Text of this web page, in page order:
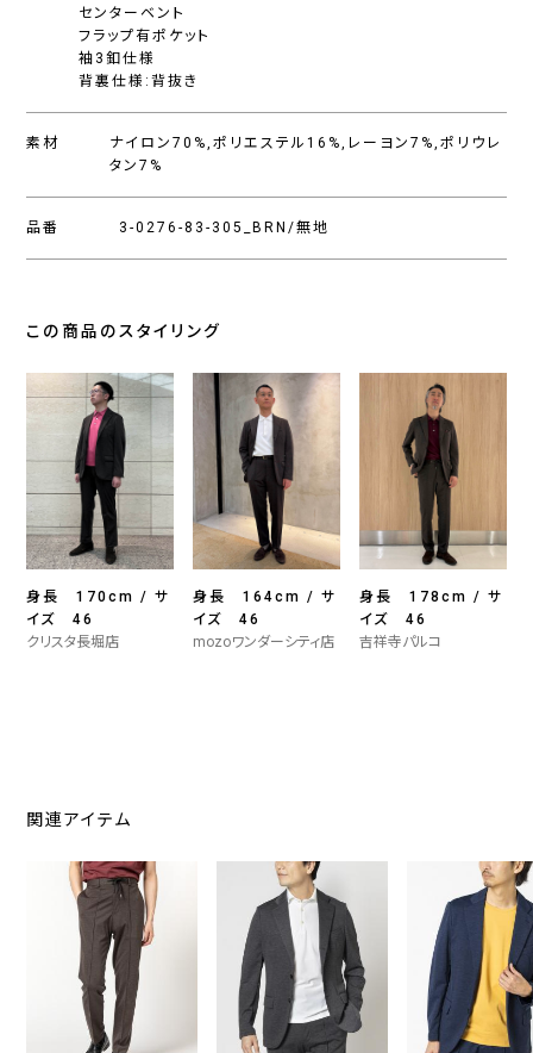
センターベント
フラップ有ポケット
袖3釦仕様
背裏仕様:背抜き
素材
ナイロン70%,ポリエステル16%,レーヨン7%,ポリウレ
タン7%
品番 3-0276-83-305_BRN/無地
この商品のスタイリング
身長 170cm / サ
イズ 46
クリスタ長堀店
身長 164cm / サ
イズ 46
mozoワンダーシティ店
身長 178cm / サ
イズ 46
吉祥寺パルコ
関連アイテム